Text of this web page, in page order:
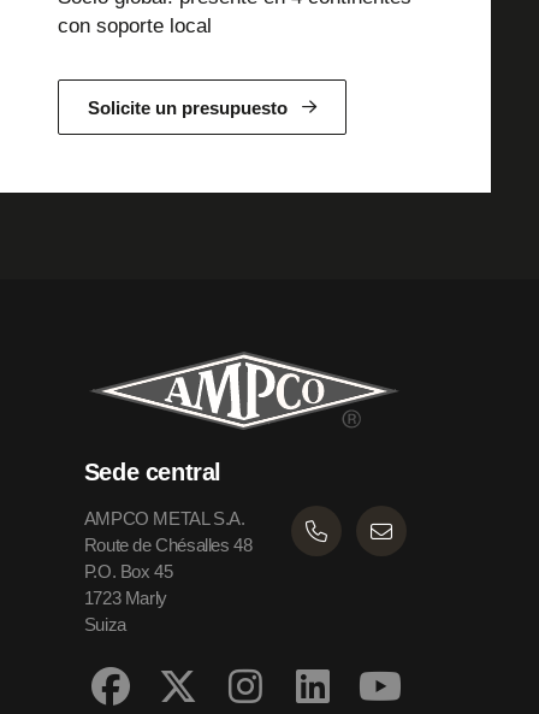
con soporte local
Solicite un presupuesto
Sede central
AMPCO METAL S.A.
Route de Chésalles 48
P.O. Box 45
1723 Marly
Suiza